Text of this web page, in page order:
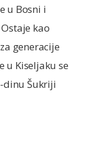
u Bosni i
kao
generacije
u Kiseljaku se
dinu Šukriji